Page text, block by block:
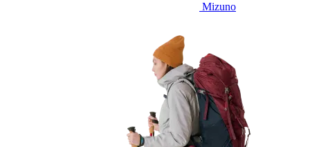
Mizuno